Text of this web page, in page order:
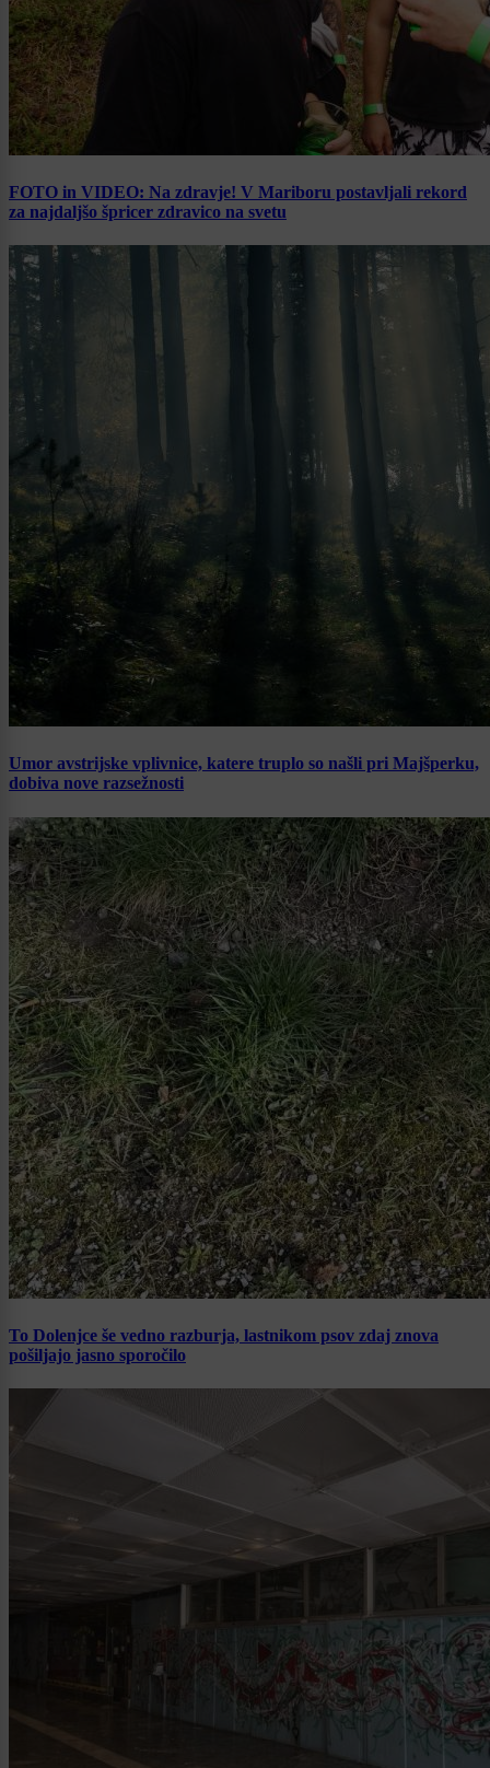
FOTO in VIDEO: Na zdravje! V Mariboru postavljali rekord
za najdaljšo špricer zdravico na svetu
Umor avstrijske vplivnice, katere truplo so našli pri Majšperku,
dobiva nove razsežnosti
To Dolenjce še vedno razburja, lastnikom psov zdaj znova
pošiljajo jasno sporočilo